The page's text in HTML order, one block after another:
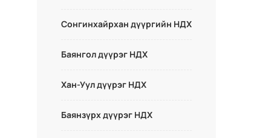
Сонгинхайрхан дүүргийн НДХ
Баянгол дүүрэг НДХ
Хан-Уул дүүрэг НДХ
Баянзүрх дүүрэг НДХ